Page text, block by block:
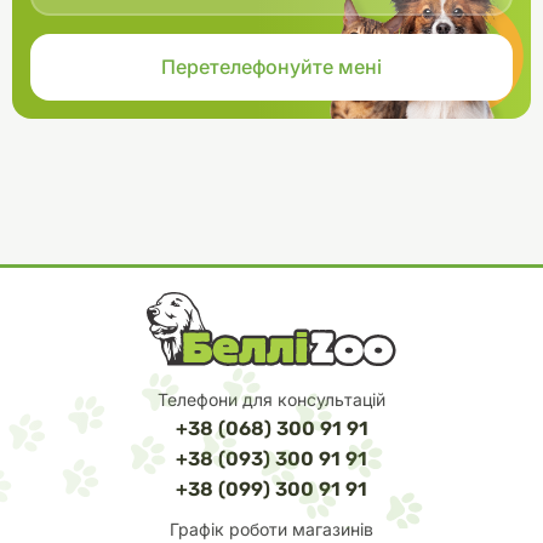
Телефони для консультацій
+38 (068) 300 91 91
+38 (093) 300 91 91
+38 (099) 300 91 91
Графік роботи магазинів